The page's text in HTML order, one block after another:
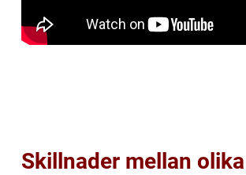
Skillnader mellan olika